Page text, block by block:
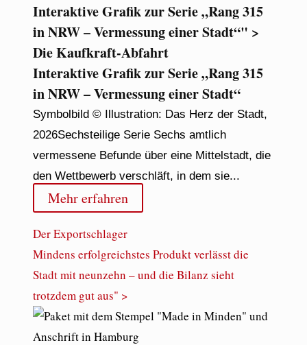
Interaktive Grafik zur Serie „Rang 315
in NRW – Vermessung einer Stadt“" >
Die Kaufkraft-Abfahrt
Interaktive Grafik zur Serie „Rang 315
in NRW – Vermessung einer Stadt“
Symbolbild © Illustration: Das Herz der Stadt,
2026Sechsteilige Serie Sechs amtlich
vermessene Befunde über eine Mittelstadt, die
den Wettbewerb verschläft, in dem sie...
Mehr erfahren
Der Exportschlager
Mindens erfolgreichstes Produkt verlässt die
Stadt mit neunzehn – und die Bilanz sieht
trotzdem gut aus" >